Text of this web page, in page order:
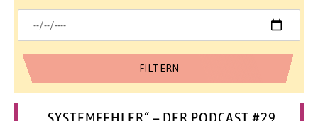
„SYSTEMFEHLER“ – DER PODCAST #29